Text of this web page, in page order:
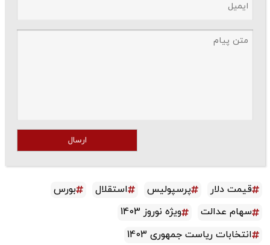
ارسال
قیمت دلار پرسپولیس استقلال
بورس
سهام عدالت
ویژه نوروز 1403
انتخابات ریاست جمهوری 1403